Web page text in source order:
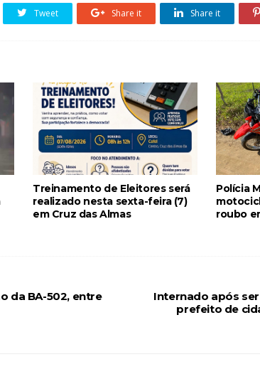
Tweet Share it Share it
Treinamento de Eleitores será
realizado nesta sexta-feira (7)
em Cruz das Almas
Polícia
roubo
Internado após
prefeito de
da BA-502, entre